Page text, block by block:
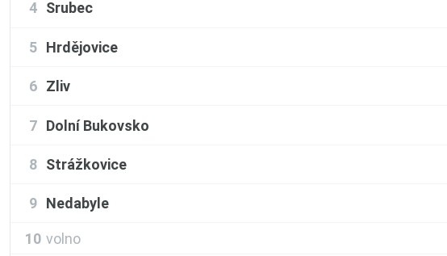
4 Srubec
5 Hrdějovice
6 Zliv
7 Dolní Bukovsko
8 Strážkovice
9 Nedabyle
10 volno